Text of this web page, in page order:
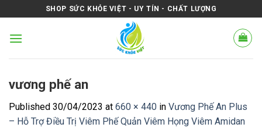
to
content
SHOP SỨC KHỎE VIỆT - UY TÍN - CHẤT LƯỢNG
vương phế an
Published 30/04/2023 at 660 × 440 in Vương Phế An Plus
– Hỗ Trợ Điều Trị Viêm Phế Quản Viêm Họng Viêm Amidan